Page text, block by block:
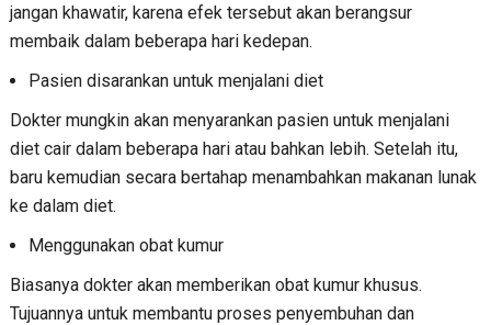
jangan khawatir, karena efek tersebut akan berangsur
membaik dalam beberapa hari kedepan.
Pasien disarankan untuk menjalani diet
Dokter mungkin akan menyarankan pasien untuk menjalani
diet cair dalam beberapa hari atau bahkan lebih. Setelah itu,
baru kemudian secara bertahap menambahkan makanan lunak
ke dalam diet.
Menggunakan obat kumur
Biasanya dokter akan memberikan obat kumur khusus.
Tujuannya untuk membantu proses penyembuhan dan